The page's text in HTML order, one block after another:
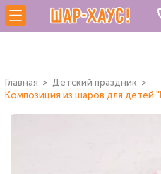
Главная
Детский праздник
Композиция из шаров для детей